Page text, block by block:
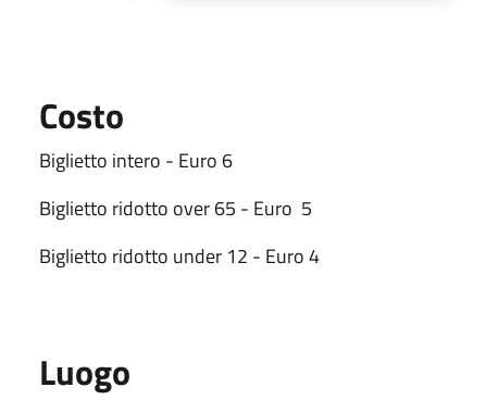
Costo
Biglietto intero - Euro 6
Biglietto ridotto over 65 - Euro 5
Biglietto ridotto under 12 - Euro 4
Luogo